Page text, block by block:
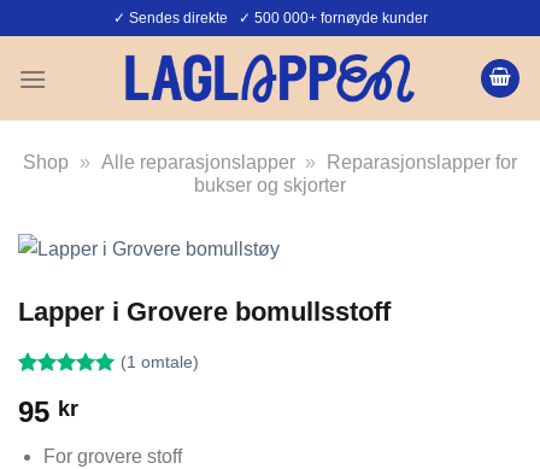
content
✓ Sendes direkte ✓ 500 000+ fornøyde kunder
Shop » Alle reparasjonslapper »
Reparasjonslapper for
bukser og skjorter
Lapper i Grovere bomullsstoff
av 5 basert
kundevurdering
(1 omtale)
95 kr
For grovere stoff